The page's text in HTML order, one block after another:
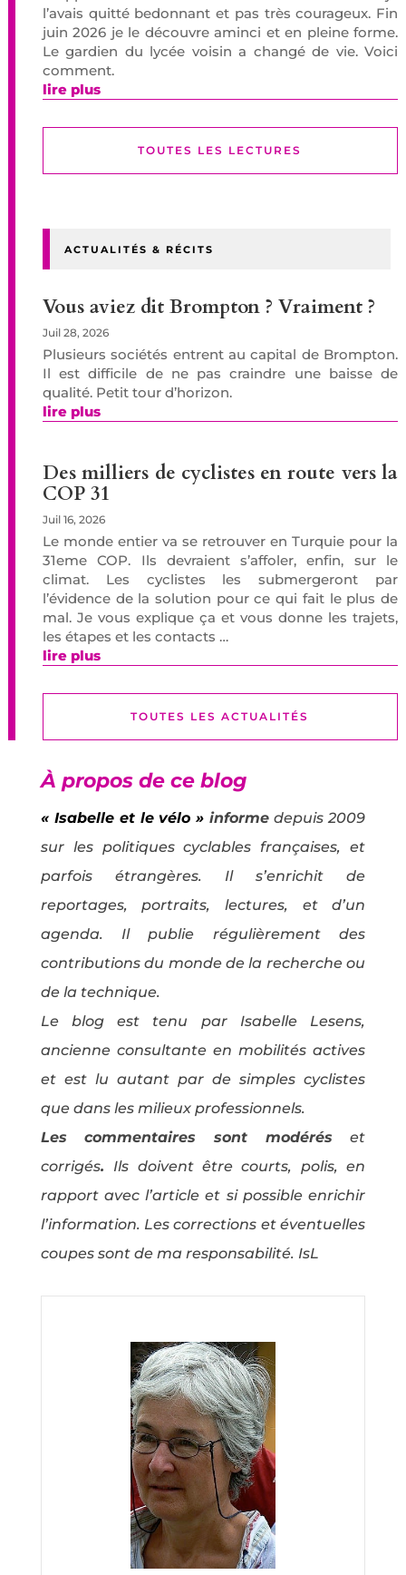
l’avais quitté bedonnant et pas très courageux. Fin
juin 2026 je le découvre aminci et en pleine forme.
Le gardien du lycée voisin a changé de vie. Voici
comment.
lire plus
TOUTES LES LECTURES
ACTUALITÉS & RÉCITS
Vous aviez dit Brompton ? Vraiment ?
Juil 28, 2026
Plusieurs sociétés entrent au capital de Brompton.
Il est difficile de ne pas craindre une baisse de
qualité. Petit tour d’horizon.
lire plus
Des milliers de cyclistes en route vers la
COP 31
Juil 16, 2026
Le monde entier va se retrouver en Turquie pour la
31eme COP. Ils devraient s’affoler, enfin, sur le
climat. Les cyclistes les submergeront par
l’évidence de la solution pour ce qui fait le plus de
mal. Je vous explique ça et vous donne les trajets,
les étapes et les contacts …
lire plus
TOUTES LES ACTUALITÉS
À propos de ce blog
« Isabelle et le vélo » informe depuis 2009
sur les politiques cyclables françaises, et
parfois étrangères. Il s’enrichit de
reportages, portraits, lectures, et d’un
agenda. Il publie régulièrement des
contributions du monde de la recherche ou
de la technique.
Le blog est tenu par Isabelle Lesens,
ancienne consultante en mobilités actives
et est lu autant par de simples cyclistes
que dans les milieux professionnels.
Les commentaires sont modéréset
corrigés. Ils doivent être courts, polis, en
rapport avec l’article et si possible enrichir
l’information. Les corrections et éventuelles
coupes sont de ma responsabilité. IsL